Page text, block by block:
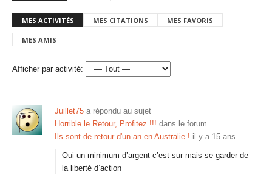
MES ACTIVITÉS MES CITATIONS MES FAVORIS
MES AMIS
Afficher par activité:
Juillet75 a répondu au sujet
Horrible le Retour, Profitez !!! dans le forum
Ils sont de retour d'un an en Australie ! il y a 15 ans
Oui un minimum d’argent c’est sur mais se garder de
la liberté d’action